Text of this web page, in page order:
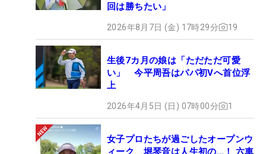
回は勝ちたい」
2026年8月7日 (金) 17時29分 19
生後7カ月の娘は「ただただ可愛
い」 今平周吾はパパ初Vへ首位浮
上
2026年4月5日 (日) 07時00分 1
女子プロたちが過ごしたオープンウ
ィーク 堀琴音は人生初の…！ 六車